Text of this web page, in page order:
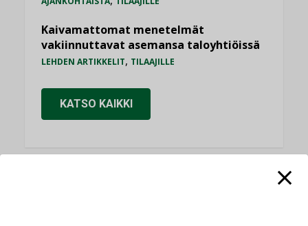
Kaivamattomat menetelmät
vakiinnuttavat asemansa taloyhtiöissä
LEHDEN ARTIKKELIT, TILAAJILLE
KATSO KAIKKI